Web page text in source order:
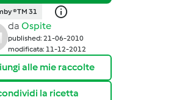
® TM 31
da Ospite
published: 21-06-2010
modificata: 11-12-2012
alle mie raccolte
la ricetta